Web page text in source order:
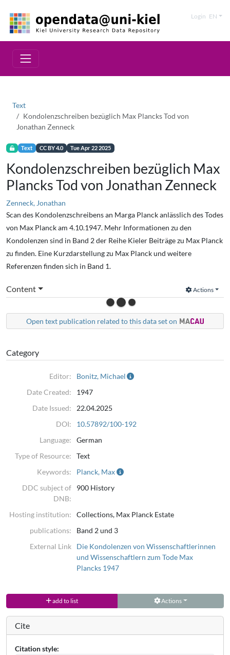
Login EN
Text
Kondolenzschreiben bezüglich Max Plancks Tod von
Jonathan Zenneck
Text CC BY 4.0 Tue Apr 22 2025
Kondolenzschreiben bezüglich Max
Plancks Tod von Jonathan Zenneck
Zenneck, Jonathan
Scan des Kondolenzschreibens an Marga Planck anlässlich des Todes
von Max Planck am 4.10.1947. Mehr Informationen zu den
Kondolenzen sind in Band 2 der Reihe Kieler Beiträge zu Max Planck
zu finden. Eine Kurzdarstellung zu Max Planck und weitere
Referenzen finden sich in Band 1.
Content Actions
Open text publication related to this data set on
Category
Editor:
Bonitz, Michael
Date Created:
1947
Date Issued:
22.04.2025
DOI:
10.57892/100-192
Language:
German
Type of Resource:
Text
Keywords:
Planck, Max
DDC subject of
DNB:
900 History
Hosting institution:
Collections, Max Planck Estate
publications:
Band 2 und 3
External Link
Die Kondolenzen von Wissenschaftlerinnen
und Wissenschaftlern zum Tode Max
Plancks 1947
add to list Actions
Cite
Citation style: